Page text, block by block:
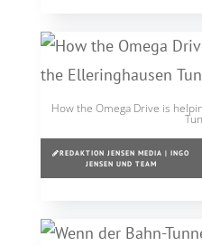
How the Omega Drive is
REDAKTION JENSEN MEDIA | INGO
JENSEN UND TEAM